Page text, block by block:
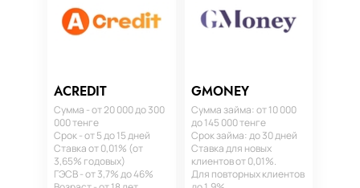
ACREDIT
Сумма - от 20 000 до 300
000 тенге
Срок - от 5 до 15 дней
Ставка от 0,01% (от
3,65% годовых)
ГЭСВ - от 3,7% до 46%
GMONEY
Сумма займа: от 10 000
до 145 000 тенге
Срок займа: до 30 дней
Ставка для новых
клиентов от 0,01%.
Для повторных клиентов